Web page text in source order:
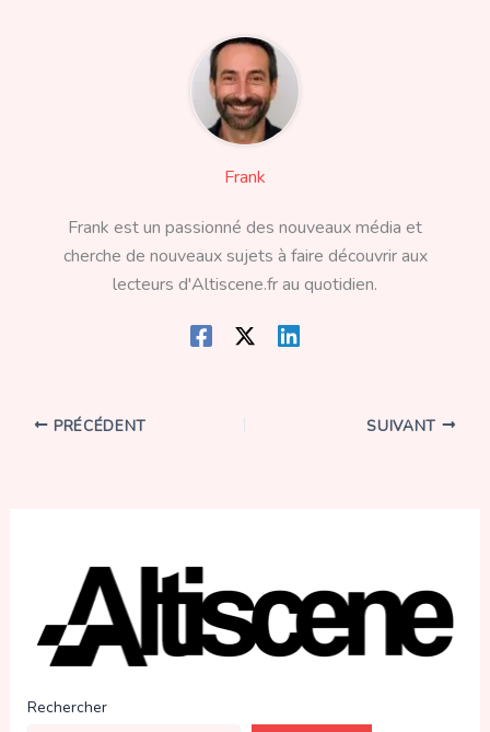
Frank
Frank est un passionné des nouveaux média et
cherche de nouveaux sujets à faire découvrir aux
lecteurs d'Altiscene.fr au quotidien.
PRÉCÉDENT SUIVANT
Rechercher